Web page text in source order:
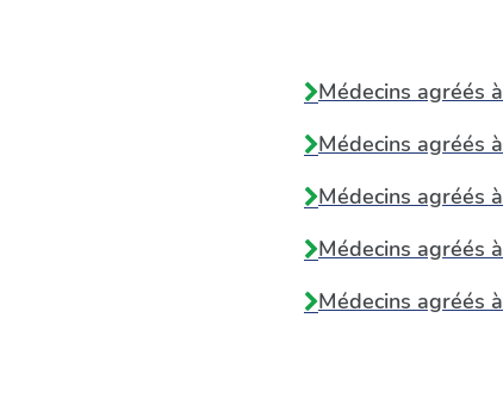
Médecins agréés à
Médecins agréés à
Médecins agréés à
Médecins agréés à
Médecins agréés à